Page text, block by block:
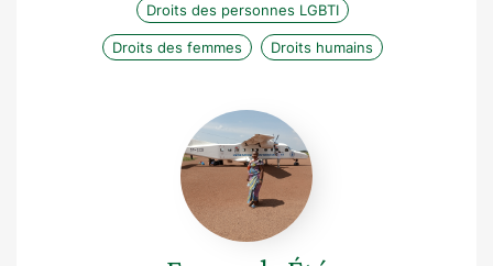
Droits des personnes LGBTI
Droits des femmes Droits humains
Fernande
Été